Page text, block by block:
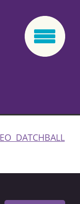
DATCHBALL